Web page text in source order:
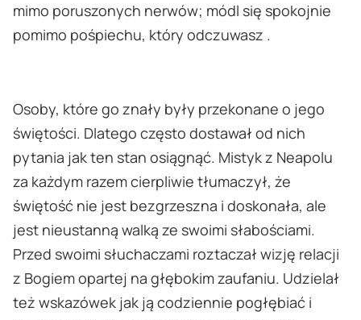
mimo poruszonych nerwów; módl się spokojnie
pomimo pośpiechu, który odczuwasz .
Osoby, które go znały były przekonane o jego
świętości. Dlatego często dostawał od nich
pytania jak ten stan osiągnąć. Mistyk z Neapolu
za każdym razem cierpliwie tłumaczył, że
świętość nie jest bezgrzeszna i doskonała, ale
jest nieustanną walką ze swoimi słabościami.
Przed swoimi słuchaczami roztaczał wizję relacji
z Bogiem opartej na głębokim zaufaniu. Udzielał
też wskazówek jak ją codziennie pogłębiać i